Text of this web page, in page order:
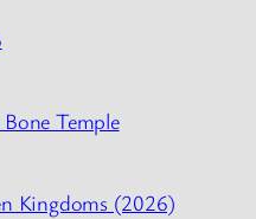
Temple
Kingdoms (2026)